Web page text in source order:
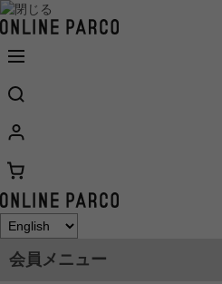
会員メニュー